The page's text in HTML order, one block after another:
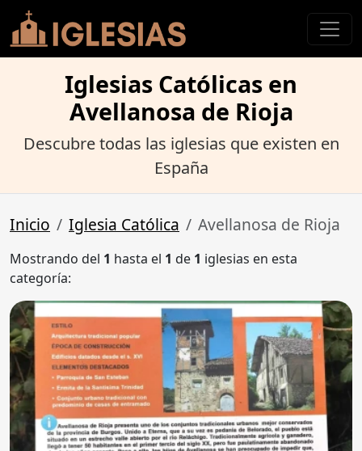
Iglesias Católicas en
Avellanosa de Rioja
Descubre todas las iglesias que existen en
España
Inicio Iglesia Católica Avellanosa de Rioja
Mostrando del 1 hasta el 1 de 1 iglesias en esta
categoría: